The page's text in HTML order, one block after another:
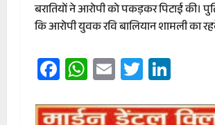
बरातियों ने आरोपी को पकड़कर पिटाई की।
कि आरोपी युवक रवि बालियान शामली का
Facebook
WhatsApp
EmailTwitter